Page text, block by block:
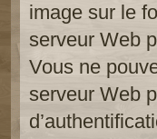
image sur le
serveur Web
Vous ne
serveur Web